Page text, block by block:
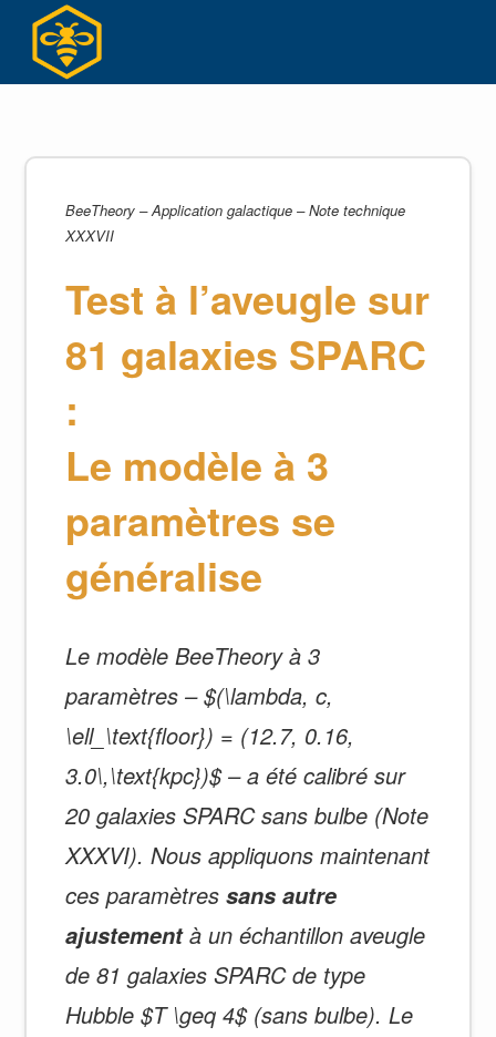
content
BeeTheory – Application galactique – Note technique
XXXVII
Test à l’aveugle sur
81 galaxies SPARC
:
Le modèle à 3
paramètres se
généralise
Le modèle BeeTheory à 3
paramètres – $(\lambda, c,
\ell_\text{floor}) = (12.7, 0.16,
3.0\,\text{kpc})$ – a été calibré sur
20 galaxies SPARC sans bulbe (Note
XXXVI). Nous appliquons maintenant
ces paramètressans autre
ajustementà un échantillon aveugle
de 81 galaxies SPARC de type
Hubble $T \geq 4$ (sans bulbe). Le